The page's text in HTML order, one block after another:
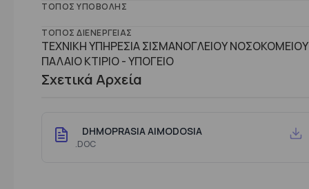
ΤΌΠΟΣ ΥΠΟΒΟΛΉΣ
ΤΌΠΟΣ ΔΙΕΝΈΡΓΕΙΑΣ
ΤΕΧΝΙΚΗ ΥΠΗΡΕΣΙΑ ΣΙΣΜΑΝΟΓΛΕΙΟΥ
ΠΑΛΑΙΟ ΚΤΙΡΙΟ - ΥΠΟΓΕΙΟ
Σχετικά Αρχεία
DHMOPRASIA AIMODOSIA
.DOC